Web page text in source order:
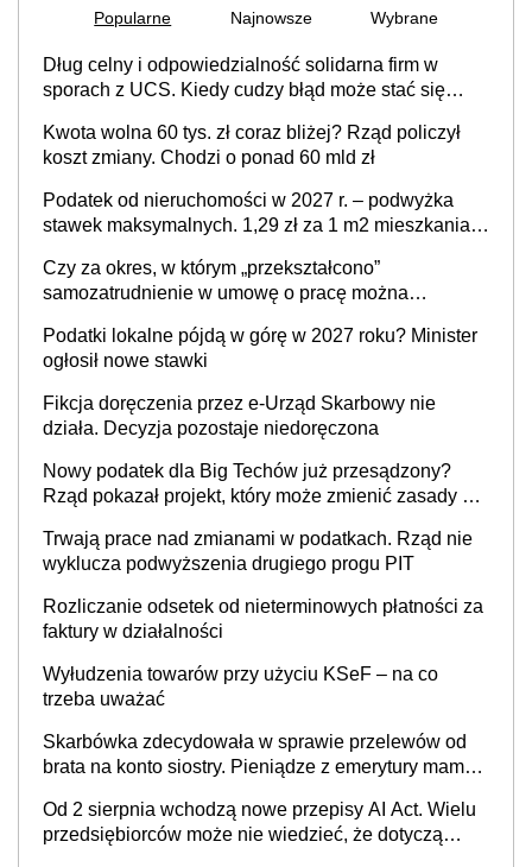
Popularne Najnowsze Wybrane
Dług celny i odpowiedzialność solidarna firm w
sporach z UCS. Kiedy cudzy błąd może stać się
Kwota wolna 60 tys. zł coraz bliżej? Rząd policzył
koszt zmiany. Chodzi o ponad 60 mld zł
Podatek od nieruchomości w 2027 r. – podwyżka
stawek maksymalnych. 1,29 zł za 1 m2 mieszkania,
prowadzeniem działalności gospodarczej
Czy za okres, w którym „przekształcono”
samozatrudnienie w umowę o pracę można
cywilnoprawnej jedynym racjonalnym wyjściem
Podatki lokalne pójdą w górę w 2027 roku? Minister
ogłosił nowe stawki
Fikcja doręczenia przez e-Urząd Skarbowy nie
działa. Decyzja pozostaje niedoręczona
Nowy podatek dla Big Techów już przesądzony?
Rząd pokazał projekt, który może zmienić zasady gry
Trwają prace nad zmianami w podatkach. Rząd nie
wyklucza podwyższenia drugiego progu PIT
Rozliczanie odsetek od nieterminowych płatności za
faktury w działalności
Wyłudzenia towarów przy użyciu KSeF – na co
trzeba uważać
Skarbówka zdecydowała w sprawie przelewów od
brata na konto siostry. Pieniądze z emerytury mamy
będzie
Od 2 sierpnia wchodzą nowe przepisy AI Act. Wielu
przedsiębiorców może nie wiedzieć, że dotyczą